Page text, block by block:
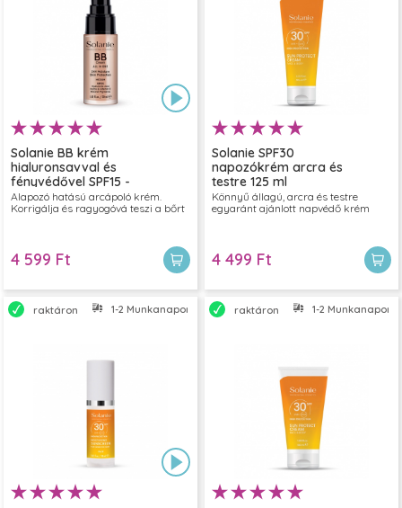
Solanie BB krém
hialuronsavval és
fényvédővel SPF15 -
médium 30ml
Alapozó hatású arcápoló krém.
Korrigálja és ragyogóvá teszi a bőrt
4 599 Ft
Solanie SPF30
napozókrém arcra és
testre 125 ml
Könnyű állagú, arcra és testre
egyaránt ajánlott napvédő krém
4 499 Ft
raktáron 1-2 Munkanapon belül szállítjuk
raktáron 1-2 Munkanapon